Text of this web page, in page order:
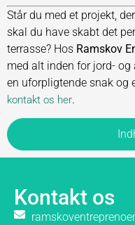
Står du med et projekt,
skal du have skabt det
terrasse? Hos Ramskov
med alt inden for jord-
en uforpligtende snak og
kontakt os her.
Kontakt os